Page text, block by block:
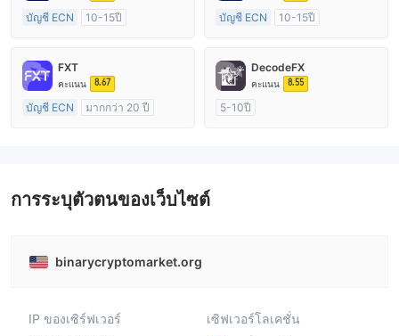
บัญชี ECN
10-15ปี
ใบอนุญาต MT4 แบบเต็ม
บัญชี ECN
10-15ปี
ใบอนุญาต MT4 แบบเต็ม
FXT
คะแนน 8.67
บัญชี ECN
มากกว่า 20 ปี
DecodeFX
คะแนน 8.55
5-10ปี
การระบุตัวตนของเว็บไซต์
binarycryptomarket.org
IP ของเซิร์ฟเวอร์
เซิฟเวอร์โลเคชั่น